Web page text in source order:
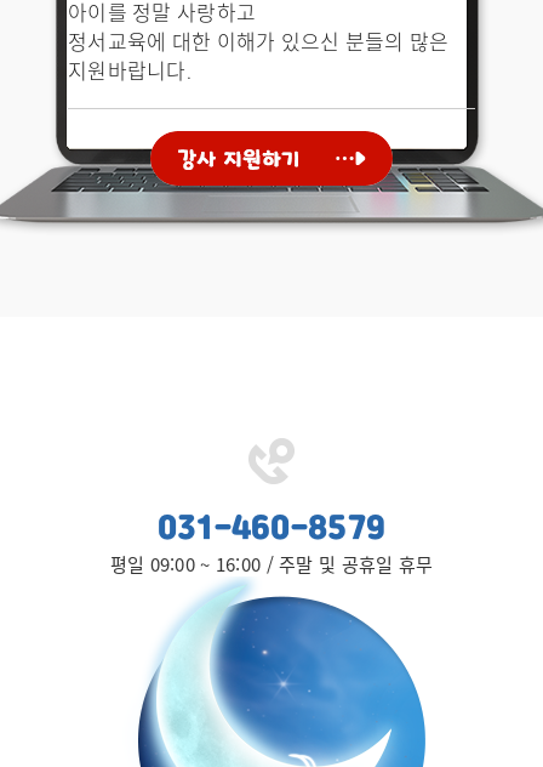
아이를 정말 사랑하고
정서교육에 대한 이해가 있으신 분들의 많은
지원바랍니다.
031-460-8579
평일 09:00 ~ 16:00 / 주말 및 공휴일 휴무